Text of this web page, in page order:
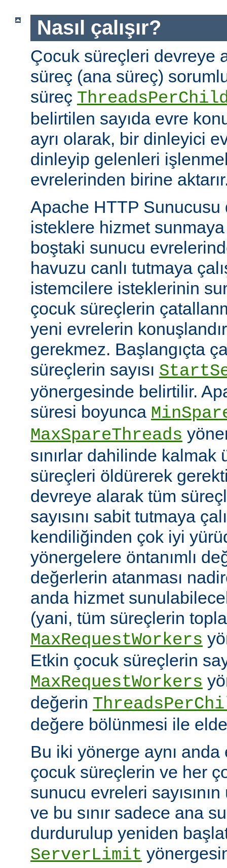
Nasıl çalışır?
Çocuk süreçleri devreye
süreç (ana süreç)
süreç
belirtilen sayıda evre
ayrı olarak, bir dinleyici
dinleyip gelenleri
evrelerinden birine
Apache HTTP Sunucusu
isteklere hizmet
boştaki sunucu
havuzu canlı tutmaya
istemcilere isteklerinin
çocuk süreçlerin
yeni evrelerin
gerekmez. Başlangıçta
süreçlerin sayısı
yönergesinde belirtilir.
süresi boyunca
MaxSpareThreads
sınırlar dahilinde
süreçleri öldürerek
devreye alarak tüm
sayısını sabit tutmaya
kendiliğinden çok iyi
yönergelere öntanımlı
değerlerin atanması
anda hizmet
(yani, tüm süreçlerin
MaxRequestWorkers
Etkin çocuk süreçlerin
MaxRequestWorkers
değerin
değere bölünmesi ile
Bu iki yönerge aynı
çocuk süreçlerin ve her
sunucu evreleri sayısının
ve bu sınır sadece ana
durdurulup yeniden
ServerLimit